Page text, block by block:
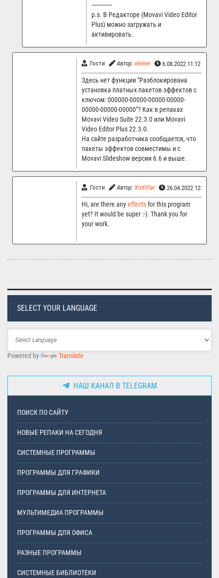
--------------
p.s. В Редакторе (Movavi Video Editor
Plus) можно загружать и
активировать.
Гости Автор: vleiner 6.08.2022 11:12
Здесь нет функции "Разблокирована
установка платных пакетов эффектов с
ключом: 000000-00000-00000-00000-
00000-00000-00000"? Как в репаках
Movavi Video Suite 22.3.0 или Movavi
Video Editor Plus 22.3.0.
На сайте разработчика сообщается, что
пакеты эффектов совместимы и с
Movavi Slideshow версии 6.6 и выше.
Гости Автор: XrotStar 26.04.2022 12:37
Hi, are there anyeffectsfor this program
yet? It would be super :-). Thank you for
your work.
SELECT YOUR LANGUAGE
Powered by Translate
НАШ КАНАЛ В TELEGRAM
ПОИСК ПО САЙТУ
НОВЫЕ РЕПАКИ НА СЕГОДНЯ
СИСТЕМНЫЕ ПРОГРАММЫ
ПРОГРАММЫ ДЛЯ ГРАФИКИ
ПРОГРАММЫ ДЛЯ ИНТЕРНЕТА
МУЛЬТИМЕДИА ПРОГРАММЫ
ПРОГРАММЫ ДЛЯ ОФИСА
РАЗНЫЕ ПРОГРАММЫ
СИСТЕМНЫЕ БИБЛИОТЕКИ